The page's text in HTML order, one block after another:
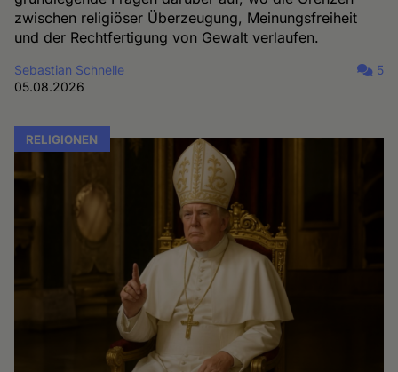
zwischen religiöser Überzeugung, Meinungsfreiheit
und der Rechtfertigung von Gewalt verlaufen.
Sebastian Schnelle
05.08.2026
5
RELIGIONEN